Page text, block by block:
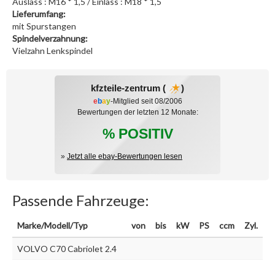
Lieferumfang:
mit Spurstangen
Spindelverzahnung:
Vielzahn Lenkspindel
kfzteile-zentrum ( )
ebay-Mitglied seit 08/2006
Bewertungen der letzten 12 Monate:
% POSITIV
» Jetzt alle ebay-Bewertungen lesen
Passende Fahrzeuge:
Marke/Modell/Typ von bis kW PS ccm Zyl.
VOLVO C70 Cabriolet 2.4